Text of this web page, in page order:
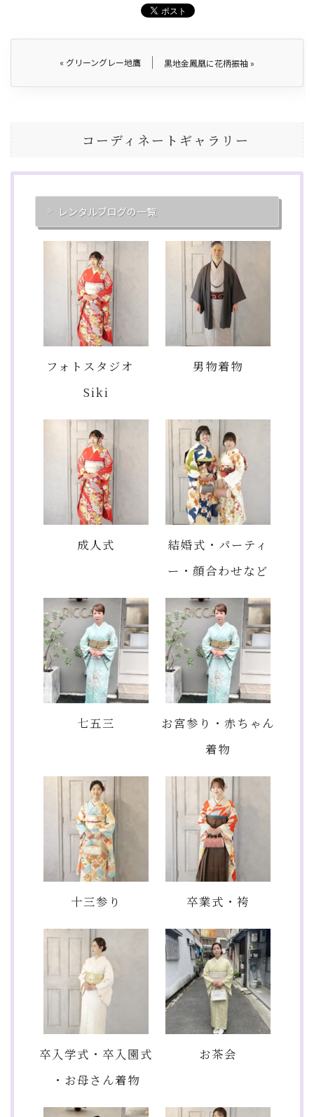
« グリーングレー地鷹 黒地金鳳凰に花柄振袖»
コーディネートギャラリー
レンタルブログの一覧
フォトスタジオ
Siki
男物着物
成人式
結婚式・パーティ
ー・顔合わせなど
七五三
お宮参り・赤ちゃん
着物
十三参り 卒業式・袴
卒入学式・卒入園式
・お母さん着物
お茶会